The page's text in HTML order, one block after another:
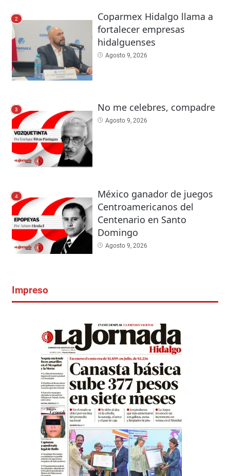
2
Coparmex Hidalgo llama a
fortalecer empresas
hidalguenses
Agosto 9, 2026
3 No me celebres, compadre
Agosto 9, 2026
4
México ganador de juegos
Centroamericanos del
Centenario en Santo
Domingo
Agosto 9, 2026
Impreso